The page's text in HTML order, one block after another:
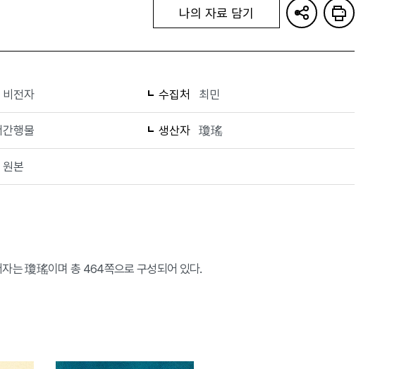
나의 자료 담기
비전자 수집처 최민
행물 생산자 瓊瑤
원본
는 瓊瑤이며 총 464쪽으로 구성되어 있다.